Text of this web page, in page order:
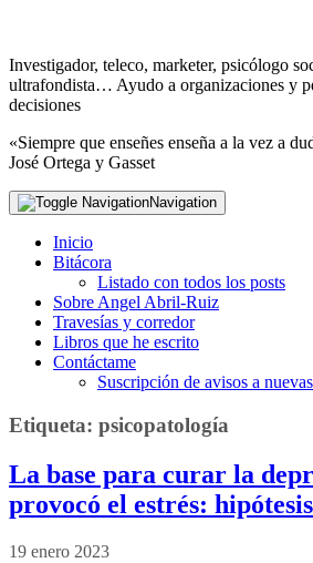
Investigador, teleco, marketer, psicólogo
ultrafondista… Ayudo a organizaciones y
decisiones
«Siempre que enseñes enseña a la vez a
José Ortega y Gasset
Navigation
Inicio
Bitácora
Listado con todos los posts
Sobre Angel Abril-Ruiz
Travesías y corredor
Libros que he escrito
Contáctame
Suscripción de avisos a
Etiqueta: psicopatología
La base para curar la
provocó el estrés:
19 enero 2023